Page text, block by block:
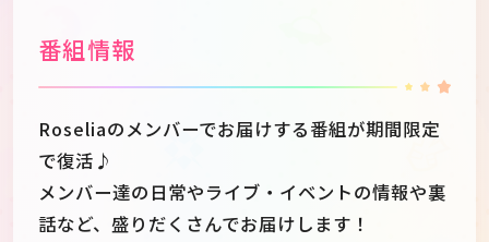
番組情報
Roseliaのメンバーでお届けする番組が期間限定
で復活♪
メンバー達の日常やライブ・イベントの情報や裏
話など、盛りだくさんでお届けします！